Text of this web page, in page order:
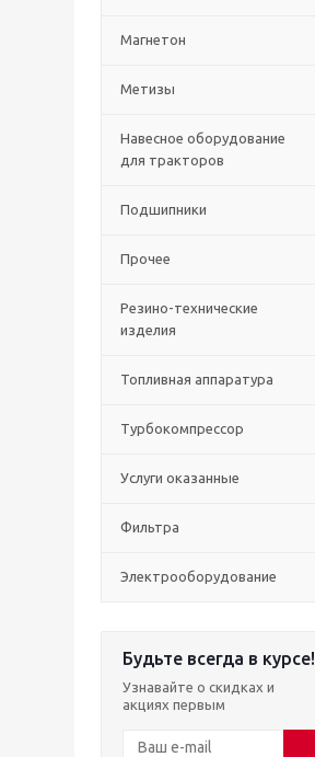
Магнетон
Метизы
Навесное оборудование
для тракторов
Подшипники
Прочее
Резино-технические
изделия
Топливная аппаратура
Турбокомпрессор
Услуги оказанные
Фильтра
Электрооборудование
Будьте всегда в курсе!
Узнавайте о скидках и
акциях первым